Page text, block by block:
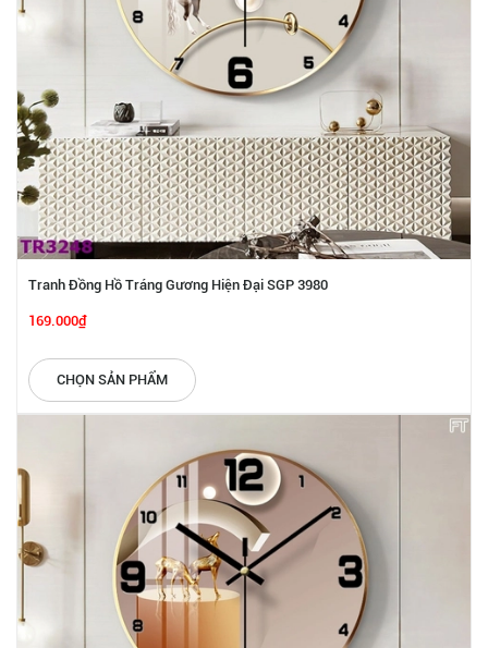
Tranh Đồng Hồ Tráng Gương Hiện Đại SGP 3980
169.000₫
CHỌN SẢN PHẨM